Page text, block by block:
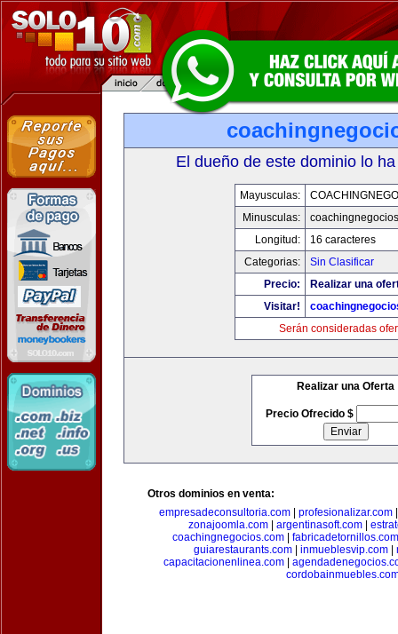
El dueño de este dominio lo
Mayusculas:
Minusculas:
Longitud:
16 caracteres
Categorias:
Sin Clasificar
Precio:
Realizar una
Visitar!
Serán consideradas
Realizar una Oferta
Precio Ofrecido $
Otros dominios en venta:
empresadeconsultoria.com| profesionalizar.com
zonajoomla.com| argentinasoft.com|
coachingnegocios.com| fabricadetornillos.com
guiarestaurants.com| inmueblesvip.com|
capacitacionenlinea.com|